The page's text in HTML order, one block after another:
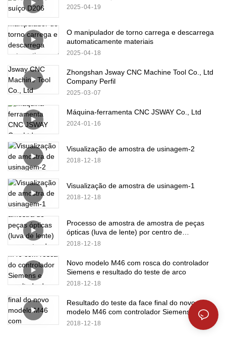
2025 04 19
O manipulador de torno carrega e descarrega
automaticamente materiais
2025 04 18
Zhongshan Jsway CNC Machine Tool Co., Ltd
Company Perfil
2025 03 07
Máquina-ferramenta CNC JSWAY Co., Ltd
2024 01 16
Visualização de amostra de usinagem-2
2018 12 18
Visualização de amostra de usinagem-1
2018 12 18
Processo de amostra de amostra de peças
ópticas (luva de lente) por centro de
torneamento de metal B8D
2018 12 18
Novo modelo M46 com rosca do controlador
Siemens e resultado do teste de arco
2018 12 18
Resultado do teste da face final do novo
modelo M46 com controlador Siemens (2)
2018 12 18